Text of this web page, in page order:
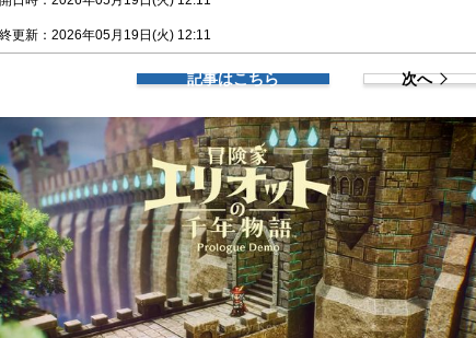
更新：2026年05月19日(火) 12:11
記事はこちら 次へ